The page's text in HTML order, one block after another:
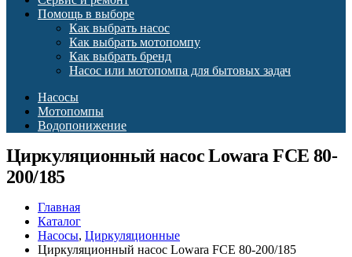
Помощь в выборе
Как выбрать насос
Как выбрать мотопомпу
Как выбрать бренд
Насос или мотопомпа для бытовых задач
Насосы
Мотопомпы
Водопонижение
Циркуляционный насос Lowara FCE 80-
200/185
Главная
Каталог
Насосы, Циркуляционные
Циркуляционный насос Lowara FCE 80-200/185